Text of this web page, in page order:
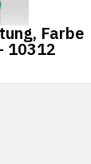
Farbe
10312